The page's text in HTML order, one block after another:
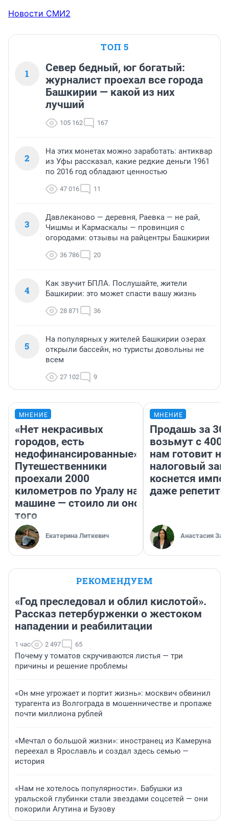
Новости СМИ2
ТОП 5
1
Север бедный, юг богатый:
журналист проехал все города
Башкирии — какой из них
лучший
105 162 167
2
На этих монетах можно заработать: антиквар
из Уфы рассказал, какие редкие деньги 1961
по 2016 год обладают ценностью
47 016 11
3
Давлеканово — деревня, Раевка — не рай,
Чишмы и Кармаскалы — провинция с
огородами: отзывы на райцентры Башкирии
36 786 20
4
Как звучит БПЛА. Послушайте, жители
Башкирии: это может спасти вашу жизнь
28 871 36
5
На популярных у жителей Башкирии озерах
открыли бассейн, но туристы довольны не
всем
27 102 9
МНЕНИЕ
«Нет некрасивых
городов, есть
недофинансированные».
Путешественники
проехали 2000
километров по Уралу на
машине — стоило ли оно
того
Екатерина Литкевич
МНЕНИЕ
Продашь за
возьмут с
нам готовит
налоговый
коснется
даже
Анастасия
РЕКОМЕНДУЕМ
«Год преследовал и облил кислотой».
Рассказ петербурженки о жестоком
нападении и реабилитации
1 час 2 497 65
Почему у томатов скручиваются листья — три
причины и решение проблемы
«Он мне угрожает и портит жизнь»: москвич обвинил
турагента из Волгограда в мошенничестве и пропаже
почти миллиона рублей
«Мечтал о большой жизни»: иностранец из Камеруна
переехал в Ярославль и создал здесь семью —
история
«Нам не хотелось популярности». Бабушки из
уральской глубинки стали звездами соцсетей — они
покорили Агутина и Бузову